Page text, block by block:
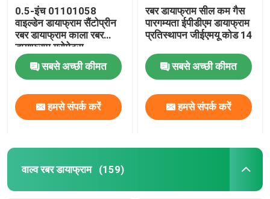
0.5-इंच 01101058
वाइल्डेन डायाफ्राम सैंटोप्रीन
रबर डायाफ्राम काला रबर
डायाफ्राम ग्रोमेट्स
सबसे अच्छी कीमत
हमसे संपर्क करें
रबर डायाफ्राम सील कम गैस
पारगम्यता ईपीडीएम डायाफ्राम
प्रतिस्थापन जीईएमयू कोड 14
सबसे अच्छी कीमत
हमसे संपर्क करें
वाल्व रबर डायाफ्राम (159)